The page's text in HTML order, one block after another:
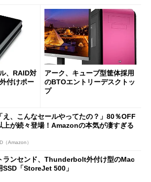
、RAID対
付けポー
アーク、キューブ型筐体採用
のBTOエントリーデスクトッ
プ
「え、こんなセールやってたの？」80％OFF
上が続々登場！Amazonの本気が凄すぎる
（Amazon）
ランセンド、Thunderbolt外付け型のMac
SSD「StoreJet 500」